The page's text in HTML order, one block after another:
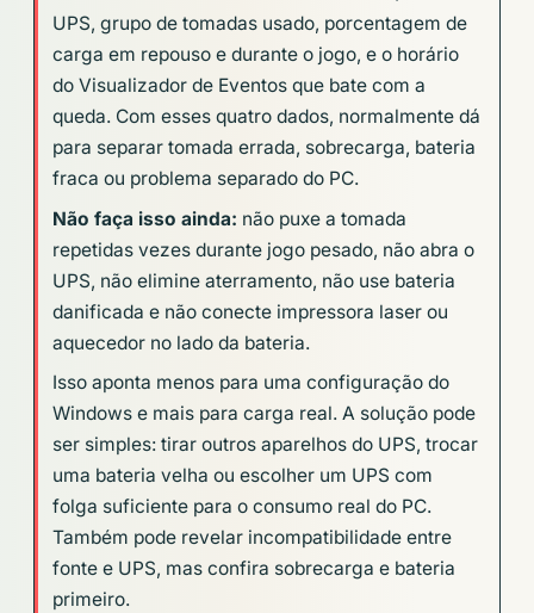
UPS, grupo de tomadas usado, porcentagem de
carga em repouso e durante o jogo, e o horário
do Visualizador de Eventos que bate com a
queda. Com esses quatro dados, normalmente dá
para separar tomada errada, sobrecarga, bateria
fraca ou problema separado do PC.
Não faça isso ainda: não puxe a tomada
repetidas vezes durante jogo pesado, não abra o
UPS, não elimine aterramento, não use bateria
danificada e não conecte impressora laser ou
aquecedor no lado da bateria.
Isso aponta menos para uma configuração do
Windows e mais para carga real. A solução pode
ser simples: tirar outros aparelhos do UPS, trocar
uma bateria velha ou escolher um UPS com
folga suficiente para o consumo real do PC.
Também pode revelar incompatibilidade entre
fonte e UPS, mas confira sobrecarga e bateria
primeiro.